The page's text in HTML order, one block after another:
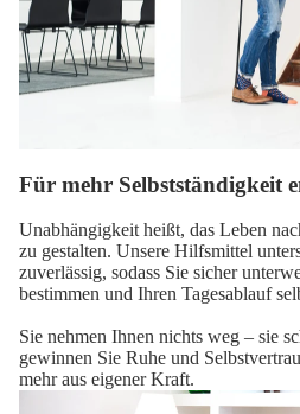
Für mehr Selbstständigkeit
Unabhängigkeit heißt, das Leben
zu gestalten. Unsere Hilfsmittel
zuverlässig, sodass Sie sicher
bestimmen und Ihren Tagesablauf
Sie nehmen Ihnen nichts weg – sie
gewinnen Sie Ruhe und
mehr aus eigener Kraft.